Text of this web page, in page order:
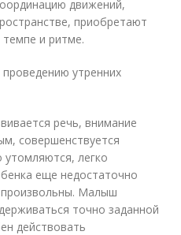
движений,
приобретают
темпе и ритме.
утренних
речь, внимание
совершенствуется
легко
еще недостаточно
Малыш
точно заданной
действовать